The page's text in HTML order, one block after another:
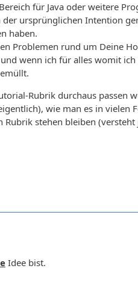
für Java oder weitere
ursprünglichen Intention
haben.
Problemen rund um Deine
wenn ich für alles womit
Rubrik durchaus
wie man es in vielen
Rubrik stehen bleiben
Idee bist.